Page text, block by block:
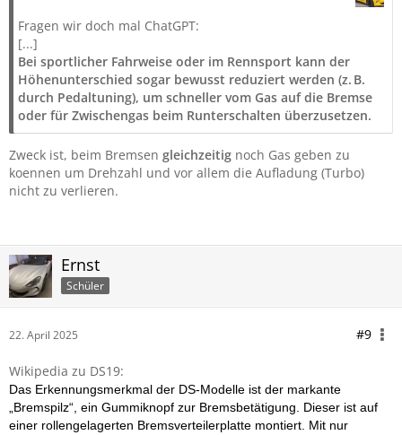
Fragen wir doch mal ChatGPT:
[...]
Bei sportlicher Fahrweise oder im Rennsport kann der
Höhenunterschied sogar bewusst reduziert werden (z. B.
durch Pedaltuning), um schneller vom Gas auf die Bremse
oder für Zwischengas beim Runterschalten überzusetzen.
Zweck ist, beim Bremsen gleichzeitig noch Gas geben zu
koennen um Drehzahl und vor allem die Aufladung (Turbo)
nicht zu verlieren.
Ernst
Schüler
22. April 2025 #9
Wikipedia zu DS19:
Das Erkennungsmerkmal der DS-Modelle ist der markante
„Bremspilz“, ein Gummiknopf zur Bremsbetätigung. Dieser ist auf
einer rollengelagerten Bremsverteilerplatte montiert. Mit nur